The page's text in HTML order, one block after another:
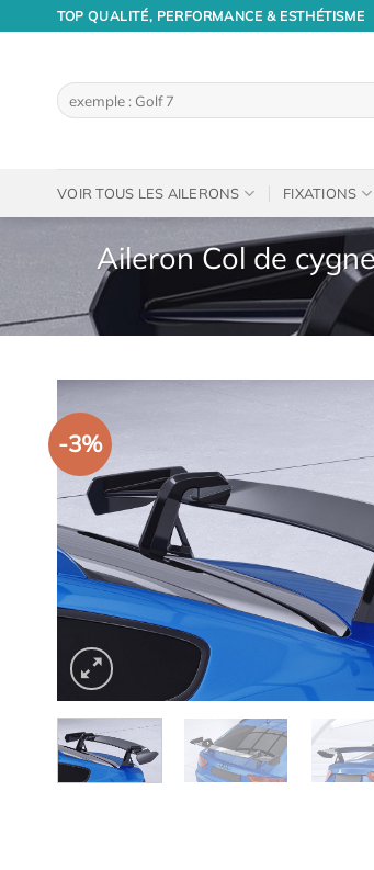
TOP QUALITÉ, PERFORMANCE & ESTHÉTISME
Recherche
pour :
VOIR TOUS LES AILERONS FIXATIONS
Aileron Col de
-3%